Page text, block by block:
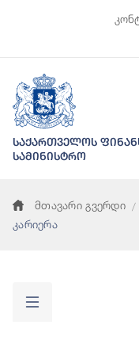
საქართველოს
სამინისტრო
მთავარი გვერდი
კარიერა